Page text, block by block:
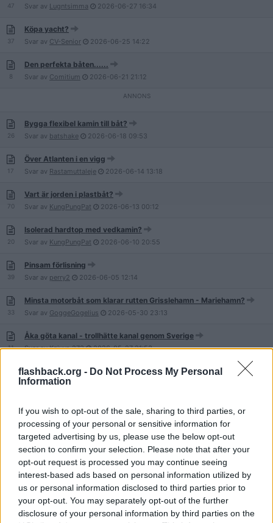
flashback.org - Do Not Process My Personal
Information
If you wish to opt-out of the sale, sharing to third parties, or
processing of your personal or sensitive information for
targeted advertising by us, please use the below opt-out
section to confirm your selection. Please note that after your
opt-out request is processed you may continue seeing
interest-based ads based on personal information utilized by
us or personal information disclosed to third parties prior to
your opt-out. You may separately opt-out of the further
disclosure of your personal information by third parties on the
47 Svar av Lugntsimma 2026-06-27 16:34
37
Köpa yacht?
Svar av CV-Senior 2026-06-25 14:22
8
Den perfekta båten......
Svar av Comitium 2026-06-21 21:12
26
Bygga flexibel kamin till båt?
Svar av batshake 2026-06-18 09:53
17
Över Atlanten i en vigg
Svar av Rastamuttaleje 2026-06-14 13:18
70
Vart är jorden i plastbåt?
Svar av KungPungPat 2026-06-13 00:12
20
Isolerad hardtop med vedkamin?
Svar av KungPungPat 2026-06-10 20:55
39
Pinsam förlisning
Svar av perry2 2026-06-05 12:14
33
Minsta motorbåt som klarar rutten Grisslehamn - Mariehamn?
Svar av GoggeGogelius 2026-05-30 23:13
11
Åka göta kanal - trollhätte kanal genom Sverige
Svar avKnivur-273 2026-05-2721:53
när sjösätter ni era båtar?
Svar avmisssommar
Eldrivna båtar
xpqr12345 2026-05-12
Hjälmaren 2026
Svar avMohave 2026-05-1105:11
Segla Östersjön runt.
Svar avbatshake 2026-05-0911:30
Vad tar jag för detta i inbyte